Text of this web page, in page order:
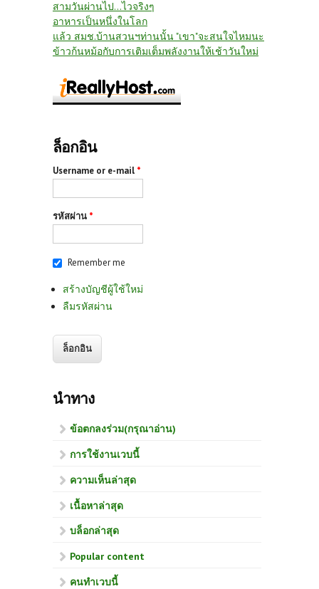
สามวันผ่านไป...ไวจริงๆ
อาหารเป็นหนึ่งในโลก
แล้ว สมช.บ้านสวนฯท่านนั้น "เขา"จะสนใจไหมนะ
ข้าวก้นหม้อกับการเติมเต็มพลังงานให้เช้าวันใหม่
ล็อกอิน
Username or e-mail *
รหัสผ่าน *
Remember me
สร้างบัญชีผู้ใช้ใหม่
ลืมรหัสผ่าน
นำทาง
ข้อตกลงร่วม(กรุณาอ่าน)
การใช้งานเวบนี้
ความเห็นล่าสุด
เนื้อหาล่าสุด
บล็อกล่าสุด
Popular content
คนทำเวบนี้